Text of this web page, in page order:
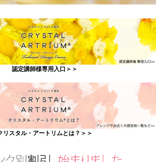
認定講師様専用入口＞＞
リスタル・アートリムとは？＞＞